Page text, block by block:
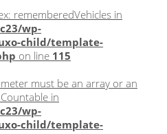
rememberedVehicles in
wp-
child/template-
on line 115
must be an array or an
in
wp-
child/template-